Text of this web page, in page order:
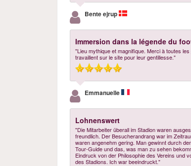
Bente ejrup
Immersion dans la légende du
"Lieu mythique et magnifique. Merci à toutes
travaillent sur le site pour leur gentillesse."
Emmanuelle
Lohnenswert
"Die Mitarbeiter überall im Stadion waren
freundlich. Der Besucherandrang war im
waren angenehm gering. Man gewinnt durch
Tour-Guide und das, was man zu sehen
Eindruck von der Philosophie des Vereins und
des Stadions. Ich war beeindruckt."